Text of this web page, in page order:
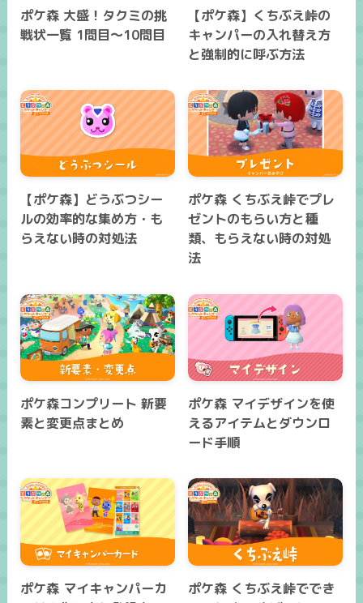
ポケ森 大盛！タクミの挑
戦状一覧 1問目～10問目
【ポケ森】くちぶえ峠の
キャンパーの入れ替え方
と強制的に呼ぶ方法
【ポケ森】どうぶつシー
ルの効率的な集め方・も
らえない時の対処法
ポケ森 くちぶえ峠でプレ
ゼントのもらい方と種
類、もらえない時の対処
法
ポケ森コンプリート 新要
素と変更点まとめ
ポケ森 マイデザインを使
えるアイテムとダウンロ
ード手順
ポケ森 マイキャンパーカ
ポケ森 くちぶえ峠ででき